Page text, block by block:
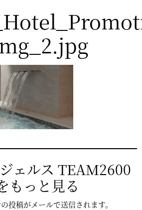
ェルス TEAM2600
もっと見る
投稿がメールで送信されます。